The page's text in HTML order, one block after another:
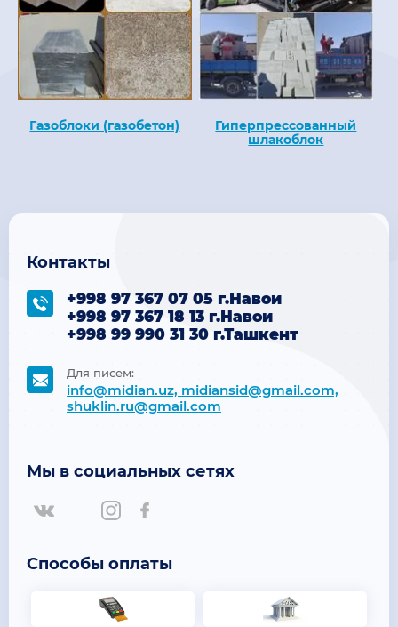
Газоблоки (газобетон)
Гиперпрессованный
шлакоблок
Контакты
+998 97 367 07 05 г.Навои
+998 97 367 18 13 г.Навои
+998 99 990 31 30 г.Ташкент
Для писем:
info@midian.uz, midiansid@gmail.com,
shuklin.ru@gmail.com
Мы в социальных сетях
Способы оплаты